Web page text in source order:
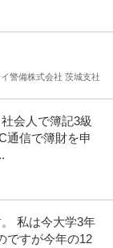
提供：ビズリーチ
ャー
ルティング ※会員属
日以上
警備株式会社 茨城支社
会人で簿記3級
通信で簿財を申
私は今大学3年
ですが今年の12